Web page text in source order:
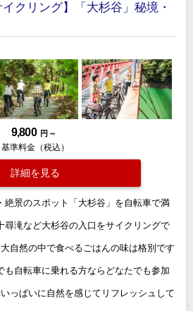
イクリング】「大杉谷」秘境・
9,800 円 ～
基準料金（税込）
詳細を見る
絶景のスポット「大杉谷」を自転車で満
尋滝など大杉谷の入口をサイクリングで
自然の中で食べるごはんの味は格別です
も自転車に乗れる方ならどなたでも参加
っぱいに自然を感じてリフレッシュして